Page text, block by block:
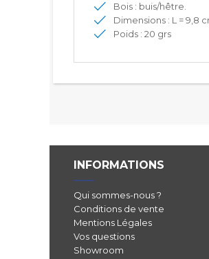
Bois : buis/hêtre.
Dimensions : L = 9,8
Poids : 20 grs
INFORMATIONS
Qui sommes-nous ?
Conditions de vente
Mentions Légales
Vos questions
Showroom